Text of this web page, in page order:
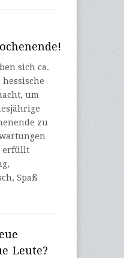
sich ca.
um
zu
erfüllt
Spaß
Leute?